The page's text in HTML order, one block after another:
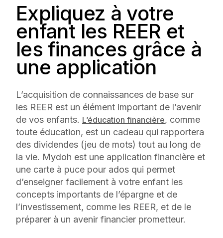
Expliquez à votre
enfant les REER et
les finances grâce à
une application
L’acquisition de connaissances de base sur
les REER est un élément important de l’avenir
de vos enfants. L’éducation financière, comme
toute éducation, est un cadeau qui rapportera
des dividendes (jeu de mots) tout au long de
la vie. Mydoh est une application financière et
une carte à puce pour ados qui permet
d’enseigner facilement à votre enfant les
concepts importants de l’épargne et de
l’investissement, comme les REER, et de le
préparer à un avenir financier prometteur.